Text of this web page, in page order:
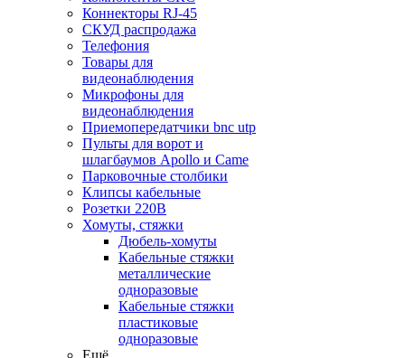
Коннекторы RJ-45
СКУД распродажа
Телефония
Товары для
видеонаблюдения
Микрофоны для
видеонаблюдения
Приемопередатчики bnc utp
Пульты для ворот и
шлагбаумов Apollo и Came
Парковочные столбики
Клипсы кабельные
Розетки 220В
Хомуты, стяжки
Дюбель-хомуты
Кабельные стяжки
металлические
одноразовые
Кабельные стяжки
пластиковые
одноразовые
Ещё